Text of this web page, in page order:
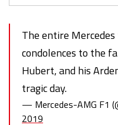
The entire
condolences to the
Hubert, and his
tragic day.
— Mercedes-AMG F1
2019